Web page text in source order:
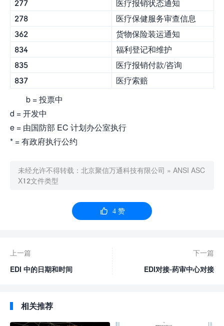
277
医疗报销状态通知
278
医疗保健服务审查信息
362
货物保险装运通知
834
福利登记和维护
835
医疗报销付款/咨询
837
医疗索赔
b = 投票中
d = 开发中
e = 由国防部 EC 计划办公室执行
* = 有政府执行公约
未经允许不得转载： 北京聚信万通科技有限公司 » ANSI ASC
X12文件类型
 4赞
上一篇
EDI 中的日期和时间
下一篇
EDI对接-药审中心对接
相关推荐